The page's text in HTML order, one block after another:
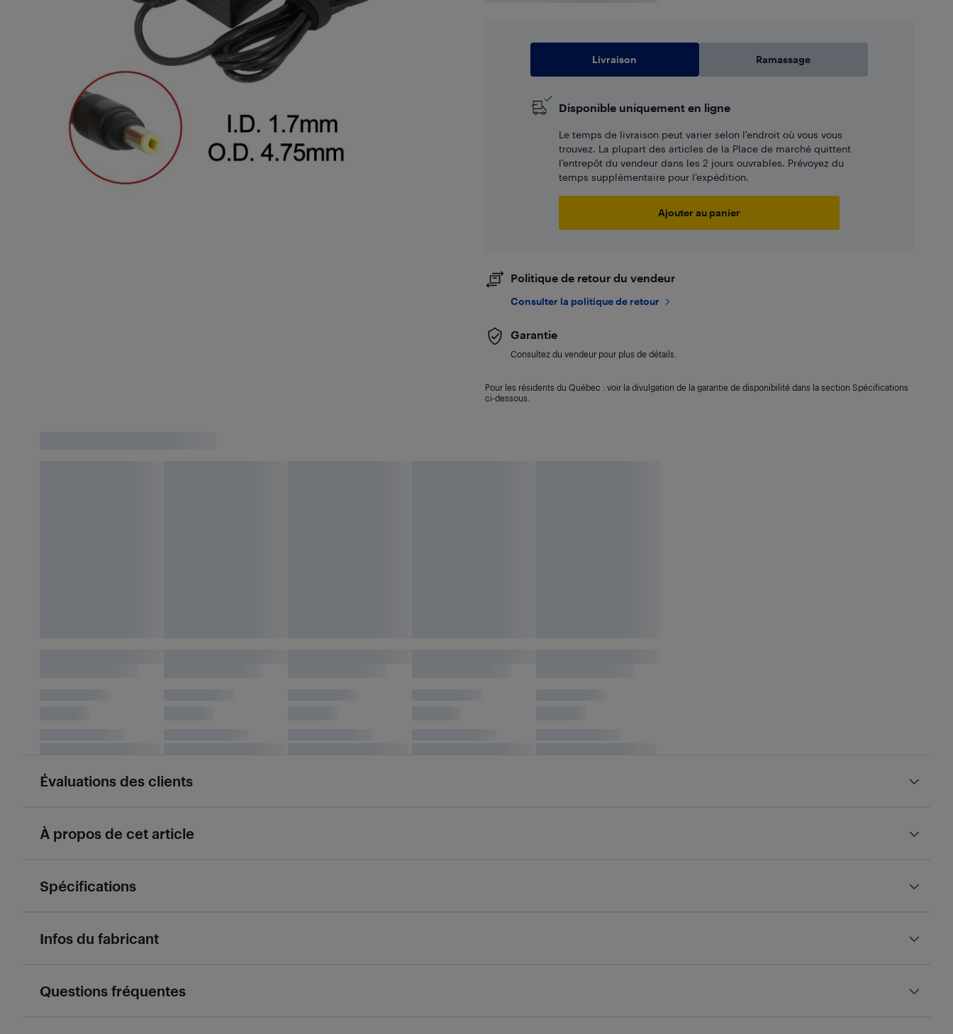
Livraison Ramassage
Disponible uniquement en ligne
Le temps de livraison peut varier selon l'endroit où vous vous
trouvez. La plupart des articles de la Place de marché quittent
l’entrepôt du vendeur dans les 2 jours ouvrables. Prévoyez du
temps supplémentaire pour l’expédition.
Ajouter au panier
Politique de retour du vendeur
Consulter la politique de retour
Garantie
Consultez du vendeur pour plus de détails.
Pour les résidents du Québec : voir la divulgation de la garantie de disponibilité dans la section Spécifications
ci-dessous.
Évaluations des clients
À propos de cet article
Spécifications
Infos du fabricant
Questions fréquentes